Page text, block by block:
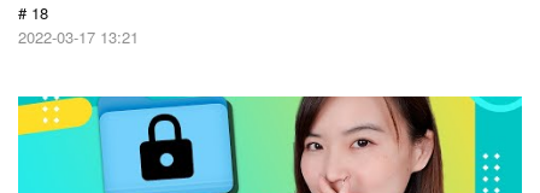
# 18
2022-03-17 13:21